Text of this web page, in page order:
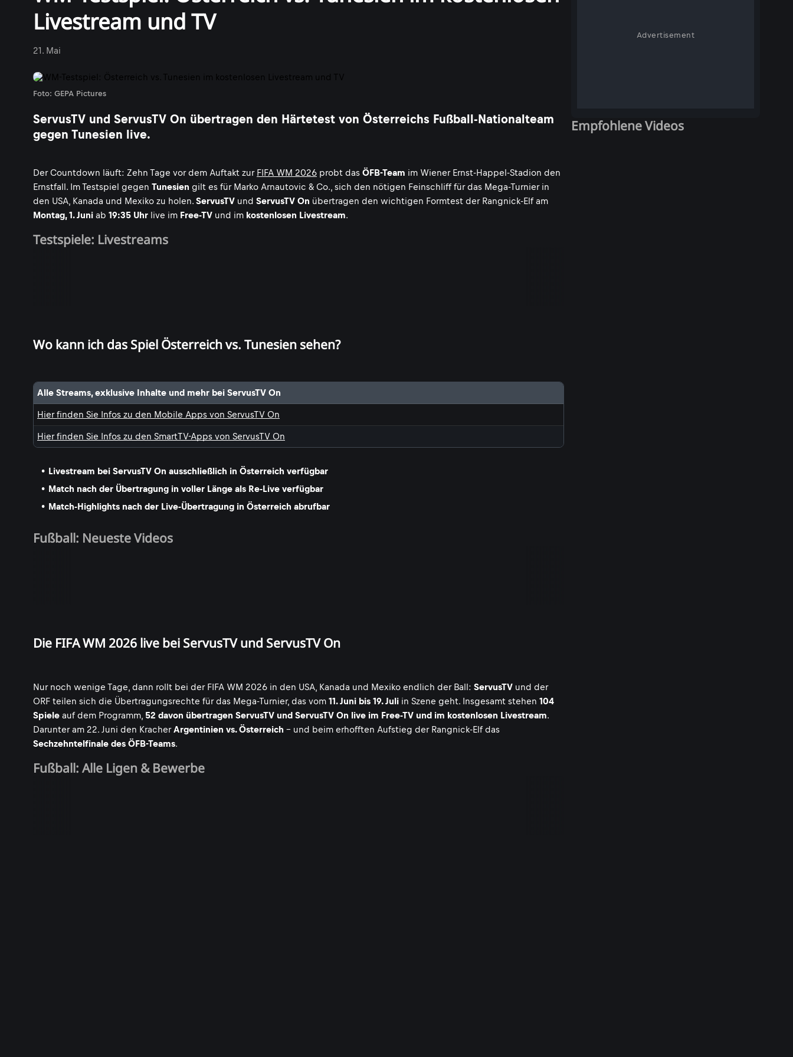
Livestream und TV
21. Mai
Foto: GEPA Pictures
ServusTV und ServusTV On übertragen den Härtetest von Österreichs Fußball-Nationalteam
gegen Tunesien live.
Der Countdown läuft: Zehn Tage vor dem Auftakt zur FIFA WM 2026 probt das ÖFB-Team im Wiener Ernst-Happel-Stadion den
Ernstfall. Im Testspiel gegen Tunesien gilt es für Marko Arnautovic & Co., sich den nötigen Feinschliff für das Mega-Turnier in
den USA, Kanada und Mexiko zu holen. ServusTV und ServusTV On übertragen den wichtigen Formtest der Rangnick-Elf am
Montag, 1. Juni ab 19:35 Uhr live im Free-TV und im kostenlosen Livestream.
Testspiele: Livestreams
Wo kann ich das Spiel Österreich vs. Tunesien sehen?
Alle Streams, exklusive Inhalte und mehr bei ServusTV On
Hier finden Sie Infos zu den Mobile Apps von ServusTV On
Hier finden Sie Infos zu den SmartTV-Apps von ServusTV On
Livestream bei ServusTV On ausschließlich in Österreich verfügbar
Match nach der Übertragung in voller Länge als Re-Live verfügbar
Match-Highlights nach der Live-Übertragung in Österreich abrufbar
Fußball: Neueste Videos
Die FIFA WM 2026 live bei ServusTV und ServusTV On
Nur noch wenige Tage, dann rollt bei der FIFA WM 2026 in den USA, Kanada und Mexiko endlich der Ball: ServusTV und der
ORF teilen sich die Übertragungsrechte für das Mega-Turnier, das vom 11. Juni bis 19. Juli in Szene geht. Insgesamt stehen 104
Spiele auf dem Programm, 52 davon übertragen ServusTV und ServusTV On live im Free-TV und im kostenlosen Livestream.
Darunter am 22. Juni den KracherArgentinien vs. Österreich - und beim erhofften Aufstieg der Rangnick-Elf das
Sechzehntelfinale des ÖFB-Teams.
Fußball: Alle Ligen & Bewerbe
Advertisement
Empfohlene Videos